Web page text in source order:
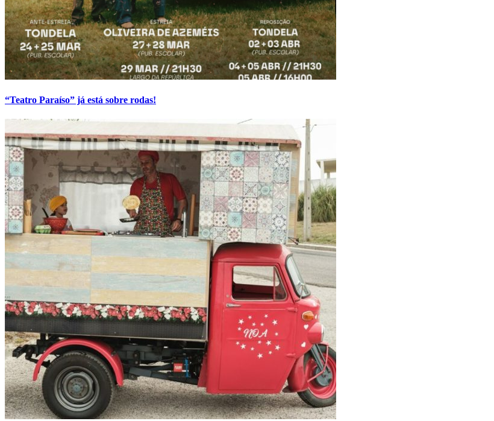
“Teatro Paraíso” já está sobre rodas!